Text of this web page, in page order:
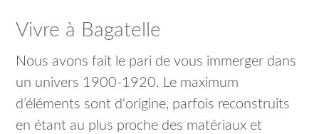
Vivre à Bagatelle
Nous avons fait le pari de vous immerger dans
un univers 1900-1920. Le maximum
d’éléments sont d'origine, parfois reconstruits
en étant au plus proche des matériaux et